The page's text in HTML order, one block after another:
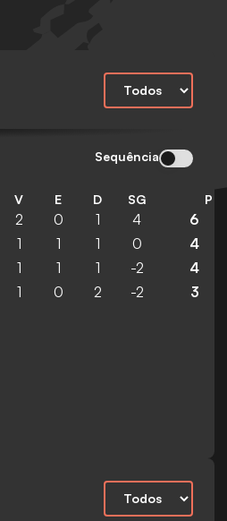
Sequência
V E D SG P
2 0 1 4 6
1 1 1 0 4
1 1 1 -2 4
1 0 2 -2 3